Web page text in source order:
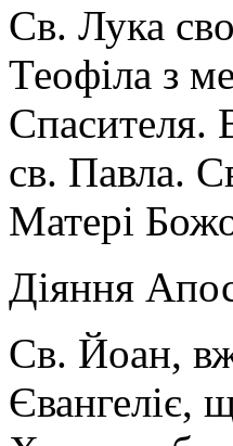
Св. Лука
Теофіла з
Спасителя.
св. Павла.
Матері
Діяння
Св. Йоан,
Євангеліє,